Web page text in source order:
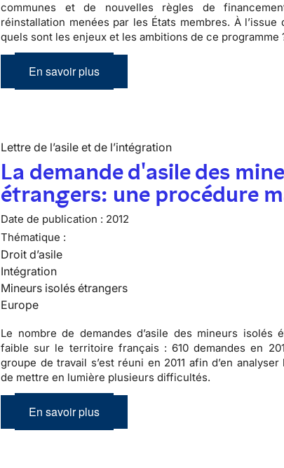
communes et de nouvelles règles de
réinstallation menées par les États membres. À
quels sont les enjeux et les ambitions de ce programme
En savoir plus
Lettre de l’asile et de l’intégration
La demande d'asile des
étrangers: une procédure
Date de publication : 2012
Thématique :
Droit d’asile
Intégration
Mineurs isolés étrangers
Europe
Le nombre de demandes d’asile des mineurs isolés
faible sur le territoire français : 610 demandes en
groupe de travail s’est réuni en 2011 afin d’en
de mettre en lumière plusieurs difficultés.
En savoir plus